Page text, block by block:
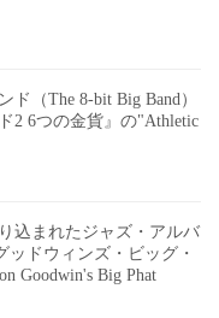
（The 8-bit Big Band）
2 6つの金貨』の"Athletic
込まれたジャズ・アルバ
ドウィンズ・ビッグ・
Goodwin's Big Phat